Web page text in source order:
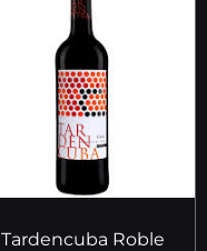
Tardencuba Roble